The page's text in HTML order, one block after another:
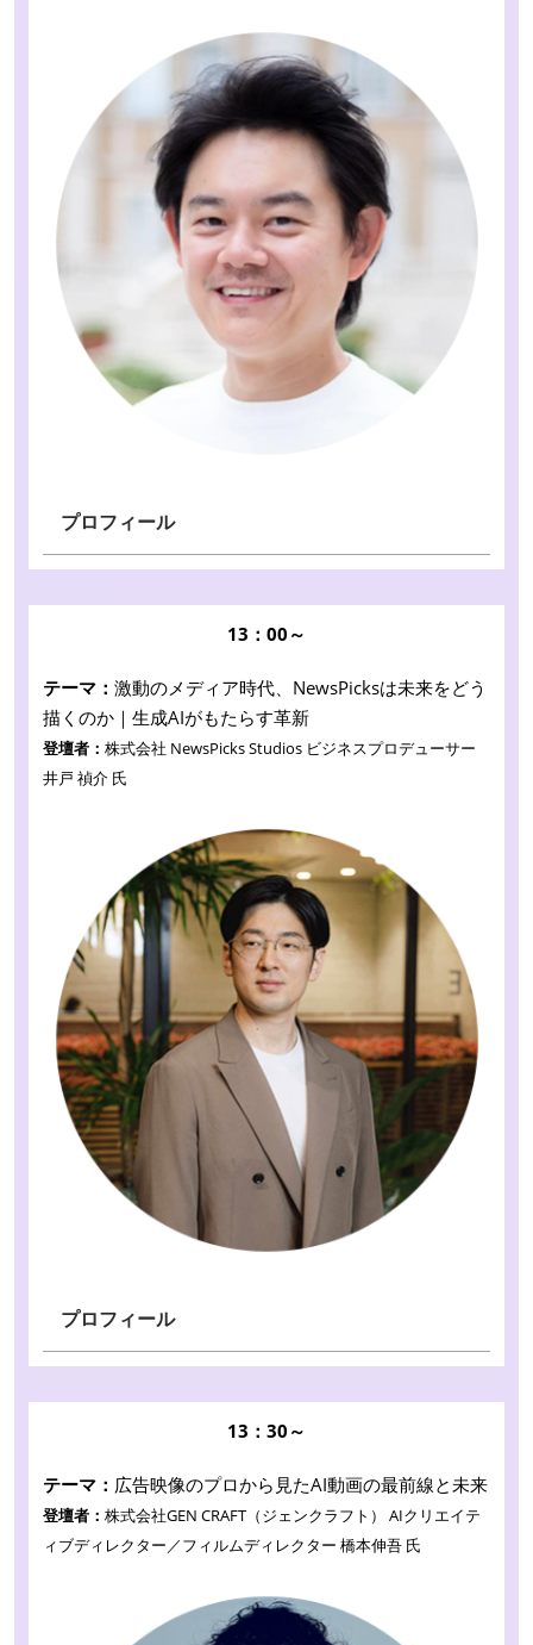
プロフィール
13：00～
テーマ： 激動のメディア時代、NewsPicksは未来をどう
描くのか｜生成AIがもたらす革新
登壇者： 株式会社 NewsPicks Studios ビジネスプロデューサー
井戸 禎介 氏
プロフィール
13：30～
テーマ： 広告映像のプロから見たAI動画の最前線と未来
登壇者： 株式会社GEN CRAFT（ジェンクラフト） AIクリエイテ
ィブディレクター／フィルムディレクター 橋本伸吾 氏